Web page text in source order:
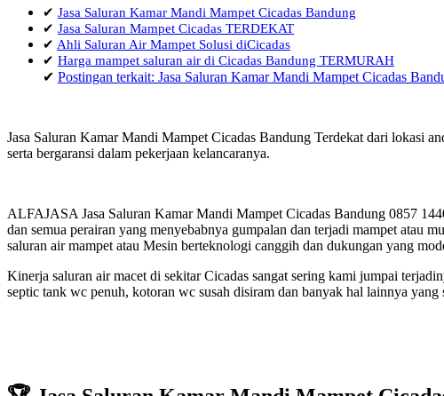
✔ Jasa Saluran Kamar Mandi Mampet Cicadas Bandung
✔ Jasa Saluran Mampet Cicadas TERDEKAT
✔ Ahli Saluran Air Mampet Solusi diCicadas
✔ Harga mampet saluran air di Cicadas Bandung TERMURAH
✔ Postingan terkait: Jasa Saluran Kamar Mandi Mampet Cicadas
Jasa Saluran Kamar Mandi Mampet Cicadas Bandung Terdekat dari lokasi
serta bergaransi dalam pekerjaan kelancaranya.
ALFAJASA Jasa Saluran Kamar Mandi Mampet Cicadas Bandung 0857
dan semua perairan yang menyebabnya gumpalan dan terjadi mampet atau
saluran air mampet atau Mesin berteknologi canggih dan dukungan yang
Kinerja saluran air macet di sekitar Cicadas sangat sering kami jumpai
septic tank wc penuh, kotoran wc susah disiram dan banyak hal lainnya